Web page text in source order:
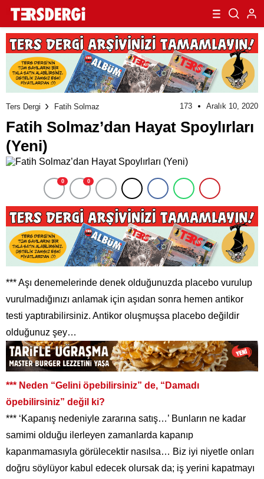
Ters Dergi Fatih Solmaz 173 Aralık 10, 2020
Fatih Solmaz’dan Hayat Spoylırları
(Yeni)
0 0
*** Aşı denemelerinde denek olduğunuzda placebo vurulup
vurulmadığınızı anlamak için aşıdan sonra hemen antikor
testi yaptırabilirsiniz. Antikor oluşmuşsa placebo değildir
olduğunuz şey…
*** Neden “Gelini öpebilirsiniz” de, “Damadı
öpebilirsiniz” değil ki?
*** ‘Kapanış nedeniyle zararına satış…’ Bunların ne kadar
samimi olduğu ilerleyen zamanlarda kapanıp
kapanmamasıyla görülecektir nasılsa… Biz iyi niyetle onları
doğru söylüyor kabul edecek olursak da; iş yerini kapatmayı